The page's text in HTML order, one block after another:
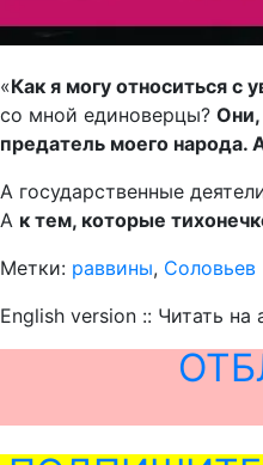
«Как я могу относиться
со мной единоверцы? Они,
предатель моего народа.
А государственные
А к тем, которые
Метки: раввины, Соловьев
English version :: Читать на